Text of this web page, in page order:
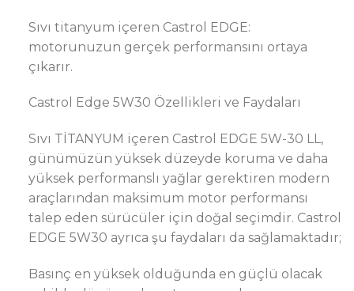
Sıvı titanyum içeren Castrol EDGE:
motorunuzun gerçek performansını ortaya
çıkarır.
Castrol Edge 5W30 Özellikleri ve Faydaları
Sıvı TİTANYUM içeren Castrol EDGE 5W-30 LL,
günümüzün yüksek düzeyde koruma ve daha
yüksek performanslı yağlar gerektiren modern
araçlarından maksimum motor performansı
talep eden sürücüler için doğal seçimdir. Castrol
EDGE 5W30 ayrıca şu faydaları da sağlamaktadır;
Basınç en yüksek olduğunda en güçlü olacak